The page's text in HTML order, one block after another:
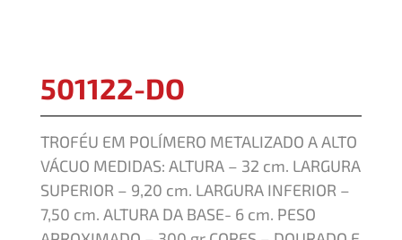
501122-DO
TROFÉU EM POLÍMERO METALIZADO A ALTO
VÁCUO MEDIDAS: ALTURA – 32 cm. LARGURA
SUPERIOR – 9,20 cm. LARGURA INFERIOR –
7,50 cm. ALTURA DA BASE- 6 cm. PESO